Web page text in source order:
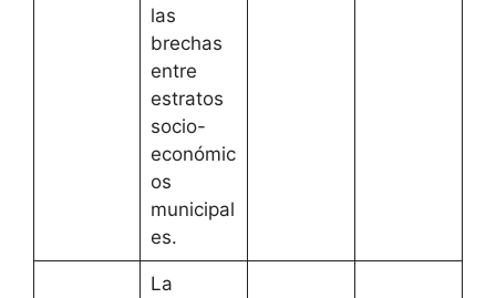
las
brechas
entre
estratos
socio-
económic
os
municipal
es.
La